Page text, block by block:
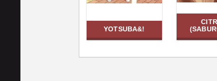
YOTSUBA&!